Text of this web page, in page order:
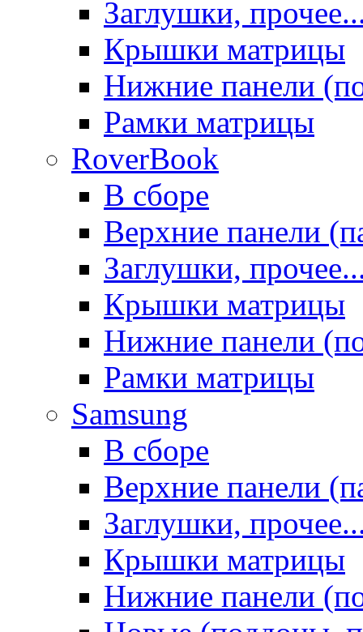
Заглушки,
Крышки матрицы
Нижние панели
Рамки матрицы
RoverBook
В сборе
Верхние панели
Заглушки,
Крышки матрицы
Нижние панели
Рамки матрицы
Samsung
В сборе
Верхние панели
Заглушки,
Крышки матрицы
Нижние панели